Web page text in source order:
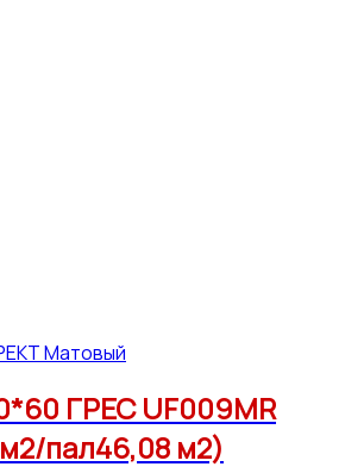
Матовый
ГРЕС UF009MR
м2/пал46,08 м2)